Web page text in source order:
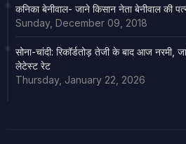
कनिका बेनीवाल- जाने किसान नेता बेनीवाल की
Sunday, December 09, 2018
सोना-चांदी: रिकॉर्डतोड़ तेजी के बाद आज नरमी,
लेटेस्ट रेट
Thursday, January 22, 2026